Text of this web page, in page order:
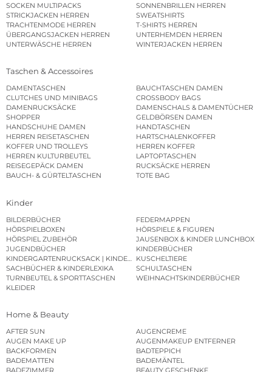
SOCKEN MULTIPACKS
SONNENBRILLEN HERREN
STRICKJACKEN HERREN
SWEATSHIRTS
TRACHTENMODE HERREN
T-SHIRTS HERREN
ÜBERGANGSJACKEN HERREN
UNTERHEMDEN HERREN
UNTERWÄSCHE HERREN
WINTERJACKEN HERREN
Taschen & Accessoires
DAMENTASCHEN
BAUCHTASCHEN DAMEN
CLUTCHES UND MINIBAGS
CROSSBODY BAGS
DAMENRUCKSÄCKE
DAMENSCHALS & DAMENTÜCHER
SHOPPER
GELDBÖRSEN DAMEN
HANDSCHUHE DAMEN
HANDTASCHEN
HERREN REISETASCHEN
HARTSCHALENKOFFER
KOFFER UND TROLLEYS
HERREN KOFFER
HERREN KULTURBEUTEL
LAPTOPTASCHEN
REISEGEPÄCK DAMEN
RUCKSÄCKE HERREN
BAUCH- & GÜRTELTASCHEN
TOTE BAG
Kinder
BILDERBÜCHER
FEDERMAPPEN
HÖRSPIELBOXEN
HÖRSPIELE & FIGUREN
HÖRSPIEL ZUBEHÖR
JAUSENBOX & KINDER LUNCHBOX
JUGENDBÜCHER
KINDERBÜCHER
KINDERGARTENRUCKSACK | KINDERGARTENBEUTEL
KUSCHELTIERE
SACHBÜCHER & KINDERLEXIKA
SCHULTASCHEN
TURNBEUTEL & SPORTTASCHEN
WEIHNACHTSKINDERBÜCHER
KLEIDER
Home & Beauty
AFTER SUN
AUGENCREME
AUGEN MAKE UP
AUGENMAKEUP ENTFERNER
BACKFORMEN
BADTEPPICH
BADEMATTEN
BADEMÄNTEL
BADEZIMMER
BEAUTY GESCHENKE